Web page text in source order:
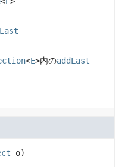
<E>内のaddLast
o)